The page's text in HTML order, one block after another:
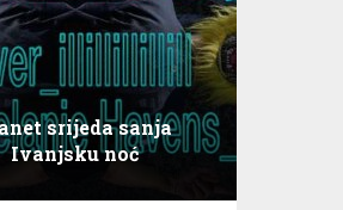
srijeda sanja
Ivanjsku noć